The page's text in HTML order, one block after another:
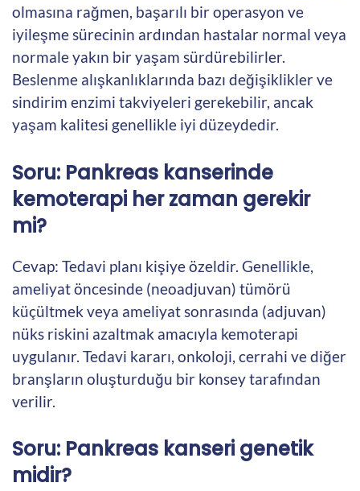
olmasına rağmen, başarılı bir operasyon ve
iyileşme sürecinin ardından hastalar normal veya
normale yakın bir yaşam sürdürebilirler.
Beslenme alışkanlıklarında bazı değişiklikler ve
sindirim enzimi takviyeleri gerekebilir, ancak
yaşam kalitesi genellikle iyi düzeydedir.
Soru: Pankreas kanserinde
kemoterapi her zaman gerekir
mi?
Cevap: Tedavi planı kişiye özeldir. Genellikle,
ameliyat öncesinde (neoadjuvan) tümörü
küçültmek veya ameliyat sonrasında (adjuvan)
nüks riskini azaltmak amacıyla kemoterapi
uygulanır. Tedavi kararı, onkoloji, cerrahi ve diğer
branşların oluşturduğu bir konsey tarafından
verilir.
Soru: Pankreas kanseri genetik
midir?